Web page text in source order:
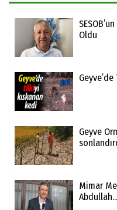
Oldu
Geyve
Mimar
Abdullah...